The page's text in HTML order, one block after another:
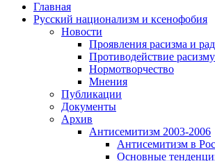
Главная
Русский национализм и ксенофобия
Новости
Проявления расизма и
Противодействие
Нормотворчество
Мнения
Публикации
Документы
Архив
Антисемитизм 2003-2006
Антисемитизм в
Основные